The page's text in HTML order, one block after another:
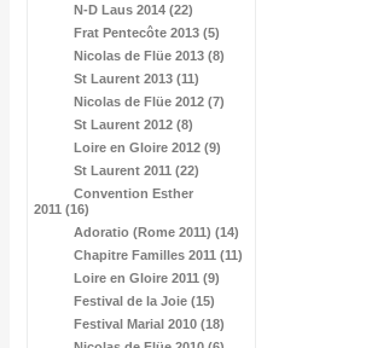
N-D Laus 2014 (22)
Frat Pentecôte 2013 (5)
Nicolas de Flüe 2013 (8)
St Laurent 2013 (11)
Nicolas de Flüe 2012 (7)
St Laurent 2012 (8)
Loire en Gloire 2012 (9)
St Laurent 2011 (22)
Convention Esther
2011 (16)
Adoratio (Rome 2011) (14)
Chapitre Familles 2011 (11)
Loire en Gloire 2011 (9)
Festival de la Joie (15)
Festival Marial 2010 (18)